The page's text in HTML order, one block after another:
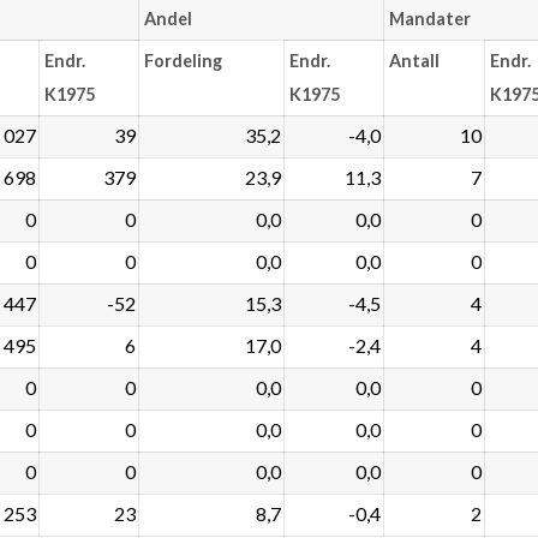
Andel Mandater
Endr.
K1975
Fordeling
Endr.
K1975
Antall
Endr.
027 39 35,2 -4,0
10
698
379 23,9 11,3
7
0
0 0,0 0,0
0
0
0 0,0 0,0
0
447
-52 15,3 -4,5
4
495
6 17,0 -2,4
4
0
0 0,0 0,0
0
0
0 0,0 0,0
0
0
0 0,0 0,0
0
253
23 8,7 -0,4 2